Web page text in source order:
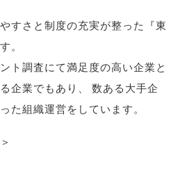
すさと制度の充実が整った『東
。
ト調査にて満足度の高い企業と
企業でもあり
数ある大手企
た組織運営をしています。